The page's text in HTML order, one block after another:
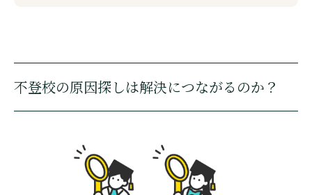
不登校の原因探しは解決につながるのか？